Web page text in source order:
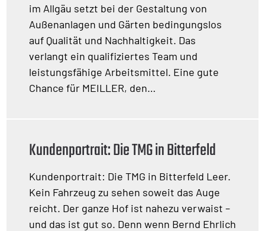
im Allgäu setzt bei der Gestaltung von
Außenanlagen und Gärten bedingungslos
auf Qualität und Nachhaltigkeit. Das
verlangt ein qualifiziertes Team und
leistungsfähige Arbeitsmittel. Eine gute
Chance für MEILLER, den…
Kundenportrait: Die TMG in Bitterfeld
Kundenportrait: Die TMG in Bitterfeld Leer.
Kein Fahrzeug zu sehen soweit das Auge
reicht. Der ganze Hof ist nahezu verwaist –
und das ist gut so. Denn wenn Bernd Ehrlich